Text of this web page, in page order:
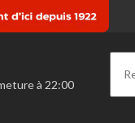
⋅ Fermeture à 22:00